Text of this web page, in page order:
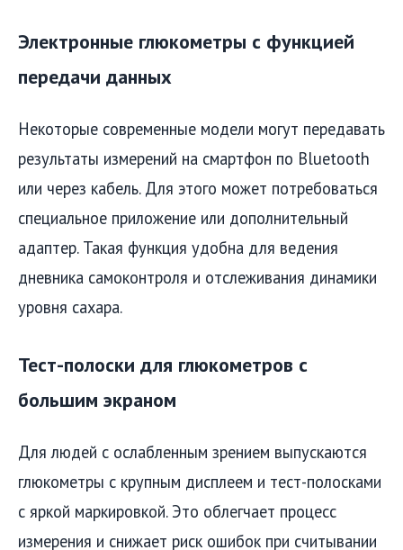
Электронные глюкометры с функцией
передачи данных
Некоторые современные модели могут передавать
результаты измерений на смартфон по Bluetooth
или через кабель. Для этого может потребоваться
специальное приложение или дополнительный
адаптер. Такая функция удобна для ведения
дневника самоконтроля и отслеживания динамики
уровня сахара.
Тест-полоски для глюкометров с
большим экраном
Для людей с ослабленным зрением выпускаются
глюкометры с крупным дисплеем и тест-полосками
с яркой маркировкой. Это облегчает процесс
измерения и снижает риск ошибок при считывании